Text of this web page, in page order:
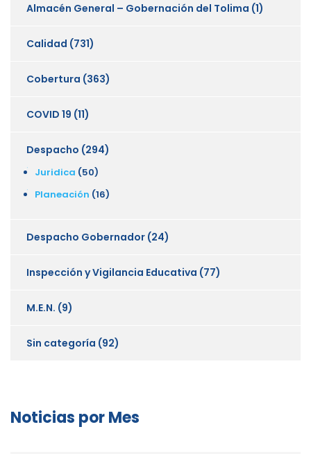
Almacén General – Gobernación del Tolima (1)
Calidad (731)
Cobertura (363)
COVID 19 (11)
Despacho (294)
Juridica (50)
Planeación (16)
Despacho Gobernador (24)
Inspección y Vigilancia Educativa (77)
M.E.N. (9)
Sin categoría (92)
Noticias por Mes